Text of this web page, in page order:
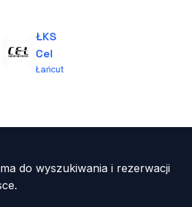
ŁKS
Cel
Łańcut
do wyszukiwania i rezerwacji